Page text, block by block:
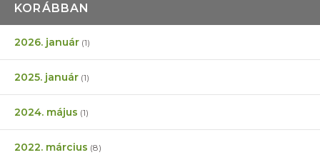
KORÁBBAN
2026. január (1)
2025. január (1)
2024. május (1)
2022. március (8)